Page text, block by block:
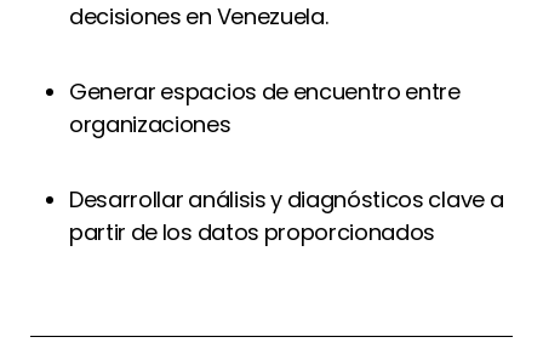
decisiones en Venezuela.
Generar espacios de encuentro entre
organizaciones
Desarrollar análisis y diagnósticos clave a
partir de los datos proporcionados